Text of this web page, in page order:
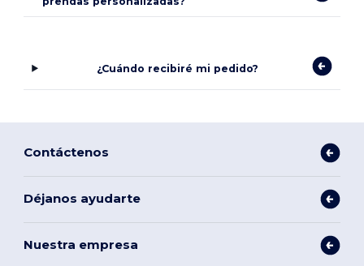
¿Cuándo recibiré mi pedido?
Contáctenos
Déjanos ayudarte
Nuestra empresa